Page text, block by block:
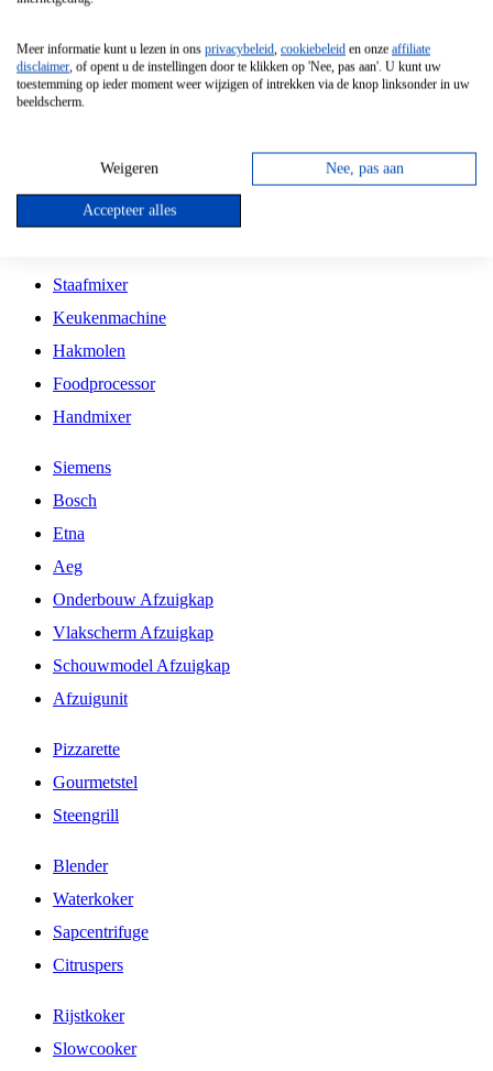
Vrijstaande Magnetron
Vrijstaande Kookplaat
Inbouw Gaskookplaat
Inbouw Keramische Kookplaat
Kookplaat Accessoires
Staafmixer
Keukenmachine
Hakmolen
Foodprocessor
Handmixer
Siemens
Bosch
Etna
Aeg
Onderbouw Afzuigkap
Vlakscherm Afzuigkap
Schouwmodel Afzuigkap
Afzuigunit
Pizzarette
Gourmetstel
Steengrill
Blender
Waterkoker
Sapcentrifuge
Citruspers
Rijstkoker
Slowcooker
Meer informatie kunt u lezen in ons privacybeleid, cookiebeleid en onze affiliate
disclaimer, of opent u de instellingen door te klikken op 'Nee, pas aan'. U kunt uw
toestemming op ieder moment weer wijzigen of intrekken via de knop linksonder in uw
beeldscherm.
Weigeren Nee, pas aan
Accepteer alles